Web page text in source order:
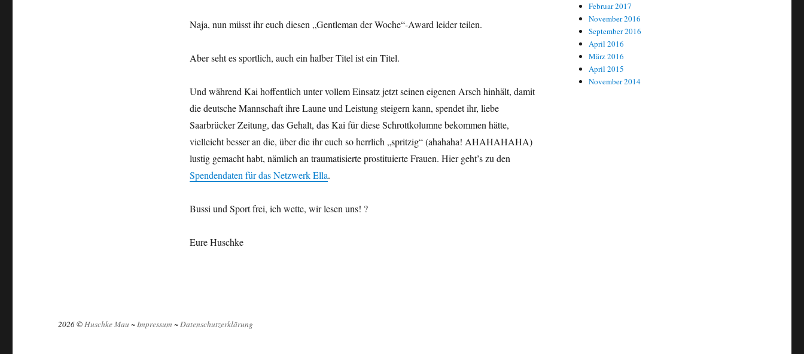
Naja, nun müsst ihr euch diesen „Gentleman der Woche“-Award leider teilen.
Aber seht es sportlich, auch ein halber Titel ist ein Titel.
Und während Kai hoffentlich unter vollem Einsatz jetzt seinen eigenen Arsch hinhält, damit
die deutsche Mannschaft ihre Laune und Leistung steigern kann, spendet ihr, liebe
Saarbrücker Zeitung, das Gehalt, das Kai für diese Schrottkolumne bekommen hätte,
vielleicht besser an die, über die ihr euch so herrlich „spritzig“ (ahahaha! AHAHAHAHA)
lustig gemacht habt, nämlich an traumatisierte prostituierte Frauen. Hier geht’s zu den
Spendendaten für das Netzwerk Ella.
Bussi und Sport frei, ich wette, wir lesen uns! ?
Eure Huschke
Februar 2017
November 2016
September 2016
April 2016
März 2016
April 2015
November 2014
2026 ©Huschke Mau ~Impressum ~Datenschutzerklärung